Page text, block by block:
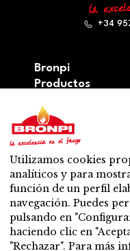
+34
Bronpi
Productos
Serie leña
Serie pellets
Serie Mixta: leña y
Accesorios
Ventilación
Novedades
Contacto
Venta y soporte
Distribuidor más
Servicio Post – venta
Utilizamos cookies
analíticos y para
función de un perfil
navegación. Puedes
pulsando en
haciendo clic en
"Rechazar". Para más